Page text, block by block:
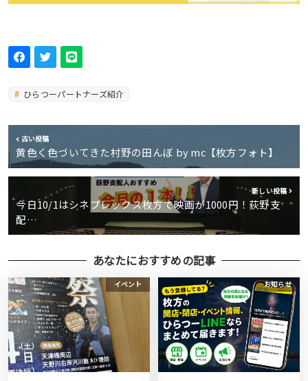
ひらつーパートナーズ紹介
古い投稿
黄色く色づいてきた村野の田んぼ by mc【枚方フォト】
新しい投稿
今日10/1はシネプレックス枚方で映画が1000円！荻野支
配…
あなたにおすすめの記事
イベント お知らせ